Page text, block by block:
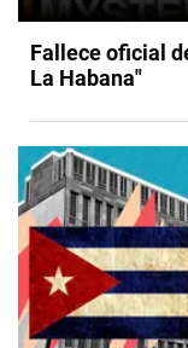
Fallece oficial
La Habana"